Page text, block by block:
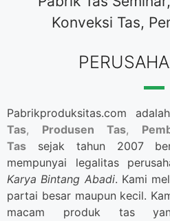
Konveksi Tas,
Pabrikproduksitas.com adalah
Tas, Produsen Tas,
Tas
sejak tahun 2007
mempunyai legalitas
Karya Bintang Abadi. Kami
partai besar maupun kecil.
macam produk tas